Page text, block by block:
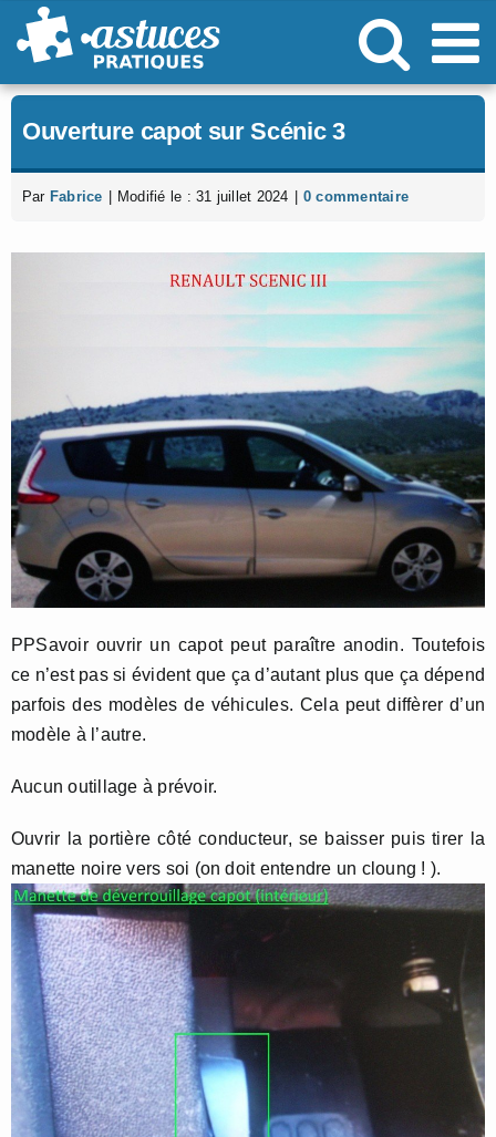
Passer
au
Ouverture capot sur Scénic 3
Par Fabrice Modifié le : 31 juillet 2024 0 commentaire
PPSavoir ouvrir un capot peut paraître anodin. Toutefois
ce n’est pas si évident que ça d’autant plus que ça dépend
parfois des modèles de véhicules. Cela peut diffèrer d’un
modèle à l’autre.
Aucun outillage à prévoir.
Ouvrir la portière côté conducteur, se baisser puis tirer la
manette noire vers soi (on doit entendre un cloung ! ).